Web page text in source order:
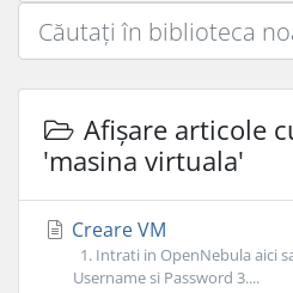
Afișare articole
'masina virtuala'
Creare VM
1. Intrati in OpenNebula aici
Username si Password 3....